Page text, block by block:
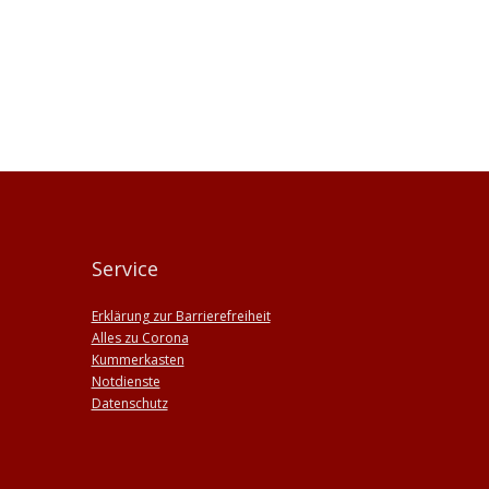
Service
Erklärung zur Barrierefreiheit
Alles zu Corona
Kummerkasten
Notdienste
Datenschutz